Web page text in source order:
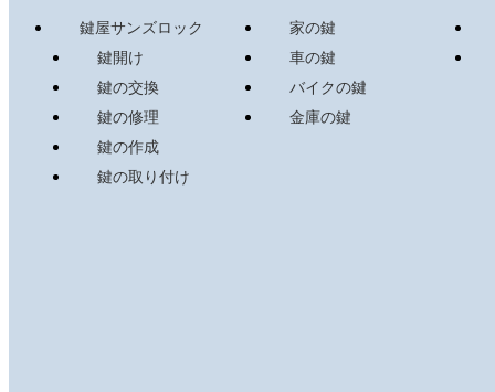
鍵屋サンズロック
鍵開け
鍵の交換
鍵の修理
鍵の作成
鍵の取り付け
家の鍵
車の鍵
バイクの鍵
金庫の鍵